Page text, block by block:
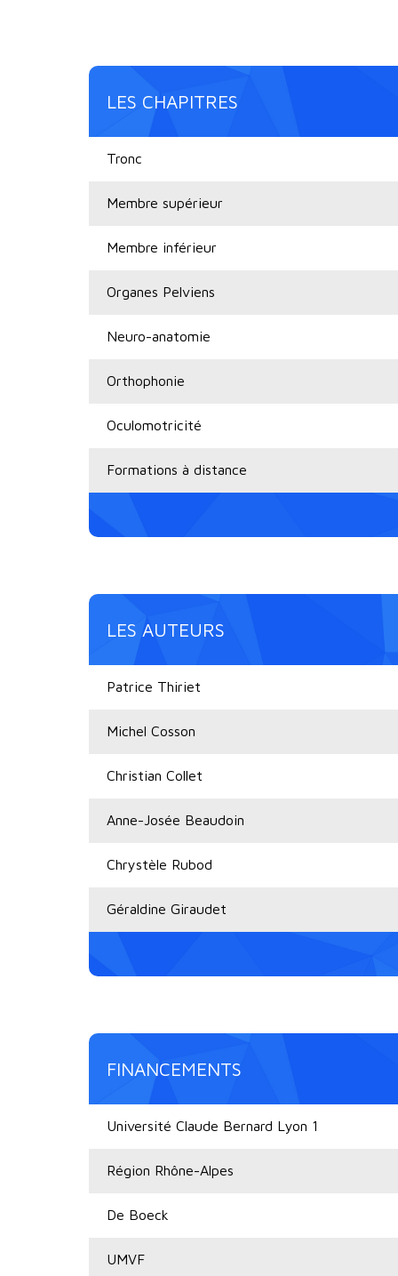
LES CHAPITRES
Tronc
Membre supérieur
Membre inférieur
Organes Pelviens
Neuro-anatomie
Orthophonie
Oculomotricité
Formations à distance
LES AUTEURS
Patrice Thiriet
Michel Cosson
Christian Collet
Anne-Josée Beaudoin
Chrystèle Rubod
Géraldine Giraudet
FINANCEMENTS
Université Claude Bernard Lyon 1
Région Rhône-Alpes
De Boeck
UMVF